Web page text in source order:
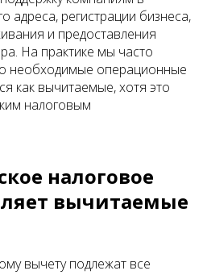
адреса, регистрации бизнеса,
и предоставления
На практике мы часто
необходимые операционные
как вычитаемые, хотя это
налоговым
налоговое
вычитаемые
вычету подлежат все